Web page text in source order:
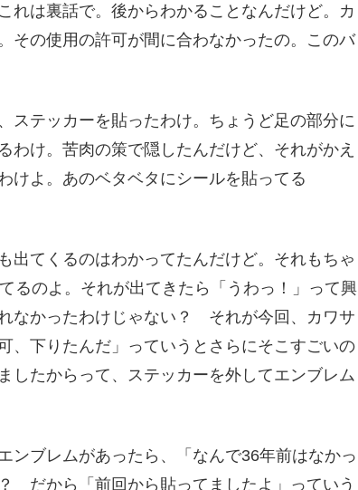
れは裏話で。後からわかることなんだけど。カ
その使用の許可が間に合わなかったの。このバ
ステッカーを貼ったわけ。ちょうど足の部分に
け。苦肉の策で隠したんだけど、それがかえ
けよ。あのベタベタにシールを貼ってる
出てくるのはわかってたんだけど。それもちゃ
るのよ。それが出てきたら「うわっ！」って興
なかったわけじゃない？ それが今回、カワサ
、下りたんだ」っていうとさらにそこすごいの
したからって、ステッカーを外してエンブレム
ンブレムがあったら、「なんで36年前はなかっ
だから「前回から貼ってましたよ」っていう